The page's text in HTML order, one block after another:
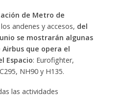
de Metro de
andenes y accesos, del
se mostrarán algunas
que opera el
Espacio: Eurofighter,
NH90 y H135.
las actividades